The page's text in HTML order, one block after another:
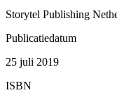
Storytel Publishing
Publicatiedatum
25 juli 2019
ISBN